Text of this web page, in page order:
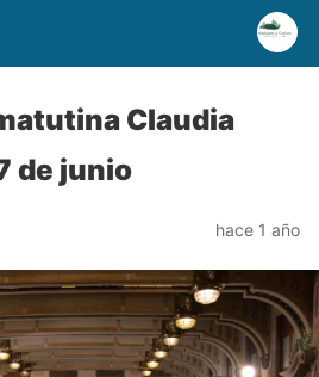
Claudia
de junio
hace 1 año